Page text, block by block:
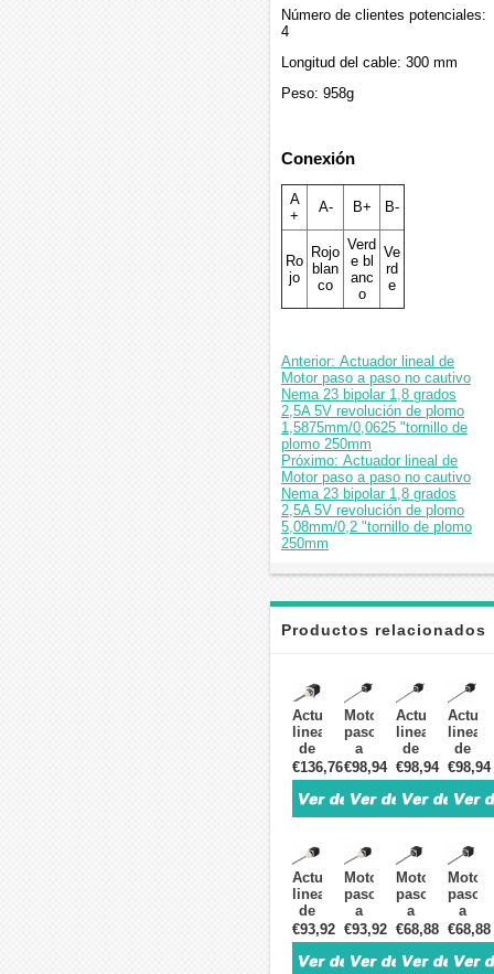
Número de clientes potenciales:
4
Longitud del cable: 300 mm
Peso: 958g
Conexión
A
+
A- B+ B-
Ro
jo
Rojo
blan
co
Verd
e bl
anc
o
Ve
rd
e
Anterior: Actuador lineal de
Motor paso a paso no cautivo
Nema 23 bipolar 1,8 grados
2,5A 5V revolución de plomo
1,5875mm/0,0625 "tornillo de
plomo 250mm
Próximo: Actuador lineal de
Motor paso a paso no cautivo
Nema 23 bipolar 1,8 grados
2,5A 5V revolución de plomo
5,08mm/0,2 "tornillo de plomo
250mm
Productos relacionados
Actuador
lineal
de
precisión
Nema
23,
bipolar
1,8
grados,
2,5A
5V
tornillo
de
avance,
marco
€136,76
Motor
paso
a
paso
lineal
no
cautivo
8
bipolar
1,8
grados
5V
0,24A
revolución
de
€98,94
Actuador
lineal
de
Motor
paso
a
paso
cautivo
Nema
8
bipolar
1,8
grados
0,24A
5V
€98,94
lineal
de
Motor
paso
a
paso
Nema
8
1,8
grados
0,24A
5V
€98,94
Actuador
lineal
de
Motor
paso
a
€93,92
Motor
paso
a
paso
lineal
externo
€93,92
Motor
paso
a
paso
lineal
no
€68,88
Motor
paso
a
paso
lineal
no
€68,88